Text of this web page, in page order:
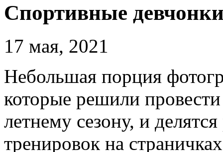
Спортивные
17 мая, 2021
Небольшая порция
которые решили
летнему сезону, и
тренировок на